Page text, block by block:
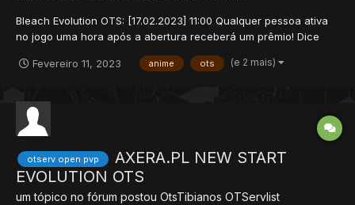
Bleach Evolution OTS: [17.02.2023] 11:00 Qualquer pessoa ativa
no jogo uma hora após a abertura receberá um prêmio! Dice
»Client: 8.54 OTC »Port: 7171 »1...
Fevereiro 11, 2023 anime ots (e 2 mais)
otserv open pvp
AXERA.PL NEW START
EVOLUTION OTS
um tópico no fórum postou OtsTibianos OTServlist